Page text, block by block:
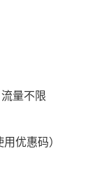
量不限
优惠码）